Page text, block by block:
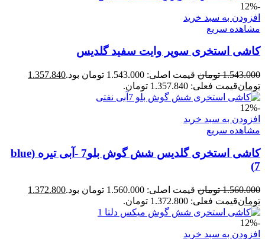
-12%
افزودن به سبد خرید
مشاهده سریع
کاشی استخری سوپر وایت سفید گلدیس
1.543.000 تومان قیمت اصلی: 1.543.000 تومان بود.
1.357.840
تومانقیمت فعلی: 1.357.840 تومان.
-12%
افزودن به سبد خرید
مشاهده سریع
کاشی استخری گلدیس شش گوش بلو7 -آبی تیره (blue
7)
1.560.000 تومان قیمت اصلی: 1.560.000 تومان بود.
1.372.800
تومانقیمت فعلی: 1.372.800 تومان.
-12%
افزودن به سبد خرید